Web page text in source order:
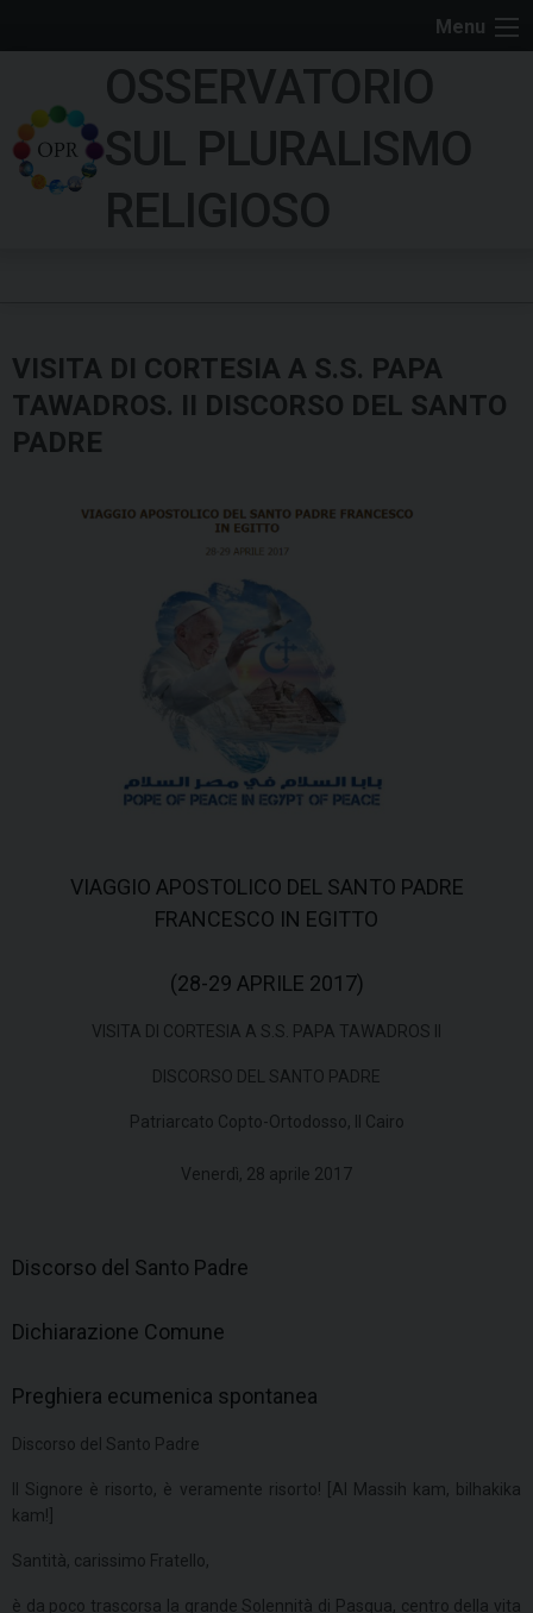
k
Menu
OSSERVATORIO
SUL PLURALISMO
RELIGIOSO
VISITA DI CORTESIA A S.S. PAPA
TAWADROS. II DISCORSO DEL SANTO
PADRE
VIAGGIO APOSTOLICO DEL SANTO PADRE
FRANCESCO IN EGITTO
(28-29 APRILE 2017)
VISITA DI CORTESIA A S.S. PAPA TAWADROS II
DISCORSO DEL SANTO PADRE
Patriarcato Copto-Ortodosso, Il Cairo
Venerdì, 28 aprile 2017
Discorso del Santo Padre
Dichiarazione Comune
Preghiera ecumenica spontanea
Discorso del Santo Padre
Il Signore è risorto, è veramente risorto! [Al Massih kam, bilhakika
kam!]
Santità, carissimo Fratello,
è da poco trascorsa la grande Solennità di Pasqua, centro della vita